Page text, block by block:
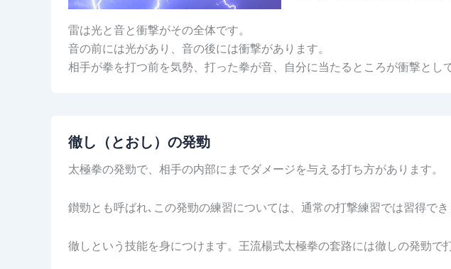
雷は光と音と衝撃がその全体です。
音の前には光があり、音の後には衝撃があります。
相手が拳を打つ前を気勢、打った拳が音、自分に当たるところが衝撃とし
徹し（とおし）の発勁
太極拳の発勁で、相手の内部にまでダメージを与える打ち方があります。
鑚勁とも呼ばれ､この発勁の練習については、通常の打撃練習では習得でき
徹しという技能を身につけます。王流楊式太極拳の套路には徹しの発勁で